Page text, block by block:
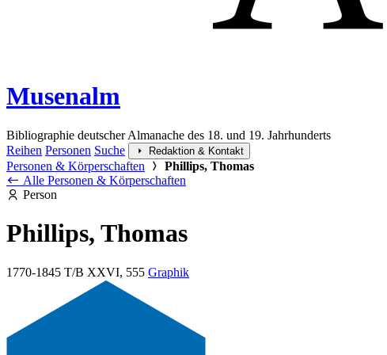
Musenalm
Bibliographie deutscher Almanache des 18. und 19. Jahrhunderts
Reihen Personen Suche Redaktion & Kontakt
Personen & Körperschaften
Phillips, Thomas
Alle Personen & Körperschaften
Person
Phillips, Thomas
1770-1845 T/B XXVI, 555 Graphik